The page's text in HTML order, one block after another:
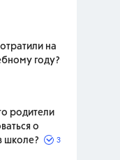
на
году?
родители
о
школе?
3